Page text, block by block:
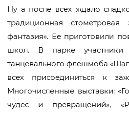
Ну а после всех ждало
традиционная стометровая
фантазия». Ее приготовили
школ. В парке участники
танцевального флешмоба
всех присоединиться к
Многочисленные выставки:
чудес и превращений»,